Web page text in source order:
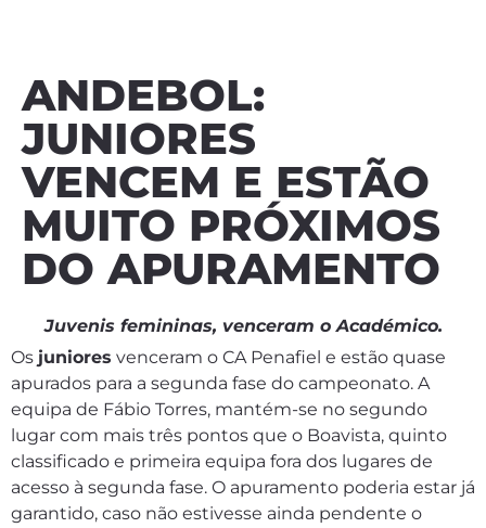
ANDEBOL:
JUNIORES
VENCEM E ESTÃO
MUITO PRÓXIMOS
DO APURAMENTO
Juvenis femininas, venceram o Académico.
Os juniores venceram o CA Penafiel e estão quase
apurados para a segunda fase do campeonato. A
equipa de Fábio Torres, mantém-se no segundo
lugar com mais três pontos que o Boavista, quinto
classificado e primeira equipa fora dos lugares de
acesso à segunda fase. O apuramento poderia estar já
garantido, caso não estivesse ainda pendente o